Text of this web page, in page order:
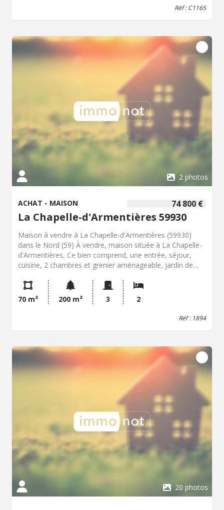
quotidien. Cette maison représente une excellente
opportunité pour une première acquisition ou un projet
de rénovation avec une belle valorisation à la clé. À visiter
sans tarder !
Réf : C1165
2 photos
74 800 €
ACHAT - MAISON
La Chapelle-d'Armentières 59930
Maison à vendre à La Chapelle-d'Armentières (59930)
dans le Nord (59) À vendre, maison située à La Chapelle-
d'Armentières, Ce bien comprend, une entrée, séjour,
cuisine, 2 chambres et grenier aménageable, jardin de
convenir à un projet d'acquisition destiné à une résidence
principale ou à un investissement immobilier. prévoir
travaux La commune de La Chapelle-d'Armentières se
plusieurs services de proximité, commerces, écoles et
équipements publics. Les communes voisines et la zone
de Lille offrent également des pôles d'emploi, des
transports et des services complémentaires. notre service
immobilier sera fermé du 8 au 28 août, merci de votre
70 m² 200 m² 3 2
Réf : 1894
20 photos